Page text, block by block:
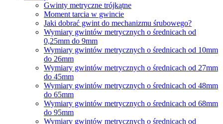
Gwinty metryczne trójkątne
Moment tarcia w gwincie
Jaki dobrać gwint do mechanizmu śrubowego?
Wymiary gwintów metrycznych o średnicach od
0,25mm do 9mm
Wymiary gwintów metrycznych o średnicach od 10mm
do 26mm
Wymiary gwintów metrycznych o średnicach od 27mm
do 45mm
Wymiary gwintów metrycznych o średnicach od 48mm
do 65mm
Wymiary gwintów metrycznych o średnicach od 68mm
do 95mm
Wymiary gwintów metrycznych o średnicach od